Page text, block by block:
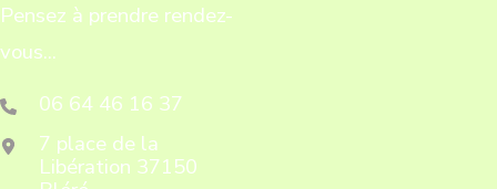
Pensez à prendre rendez-
vous...
06 64 46 16 37
7 place de la
Libération 37150